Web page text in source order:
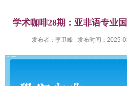
学术咖啡28期：亚非语专业
发布者：李卫峰 发布时间：2025-